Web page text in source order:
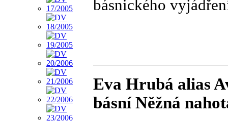
básnického
Eva Hrubá alias
básní Něžná